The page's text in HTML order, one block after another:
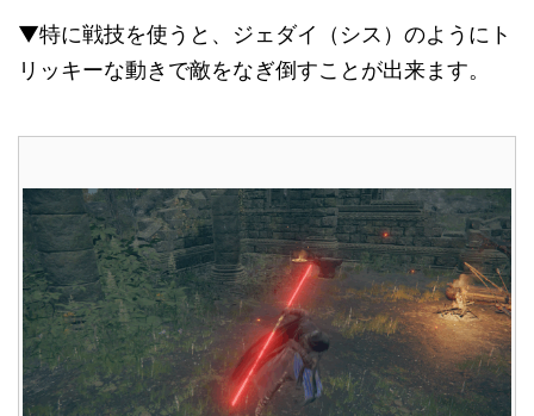
▼特に戦技を使うと、ジェダイ（シス）のようにト
リッキーな動きで敵をなぎ倒すことが出来ます。